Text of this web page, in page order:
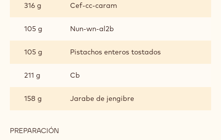
TURRÓN
DE
JENGIBRE
316 g Cef-cc-caram
105 g Nun-wn-al2b
105 g Pistachos enteros tostados
211 g Cb
158 g Jarabe de jengibre
PREPARACIÓN